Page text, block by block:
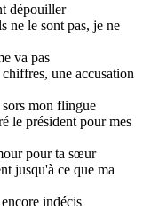
dépouiller
ne le sont pas, je ne
va pas
une accusation
sors mon flingue
le président pour mes
pour ta sœur
jusqu'à ce que ma
indécis